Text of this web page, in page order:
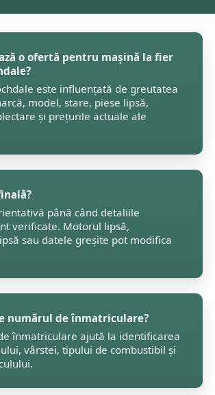
o ofertă pentru mașină la fier
este influențată de greutatea
model, stare, piese lipsă,
și prețurile actuale ale
până când detaliile
verificate. Motorul lipsă,
sau datele greșite pot modifica
numărul de înmatriculare?
înmatriculare ajută la identificarea
vârstei, tipului de combustibil și